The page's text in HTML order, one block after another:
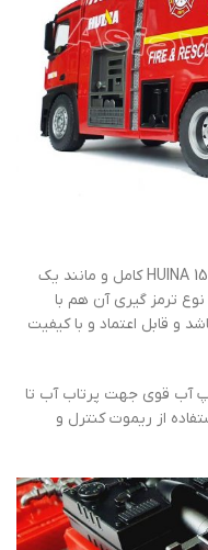
قابلیت های حرکتی کامیون آتش نشانی HUINA 1562 کامل و مانند یک
ترمز گیری آن هم با
و قابل اعتماد و با کیفیت
لیتر با پمپ آب قوی جهت پرتاب آب تا
از ریموت کنترل و